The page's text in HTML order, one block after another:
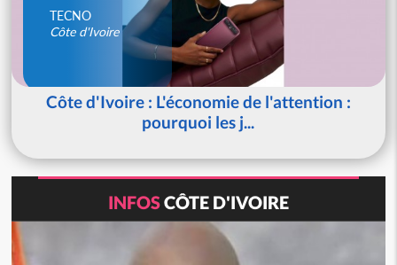
TECNO
Côte d'Ivoire
Côte d'Ivoire : L'économie de l'attention :
pourquoi les j...
INFOSCÔTE D'IVOIRE